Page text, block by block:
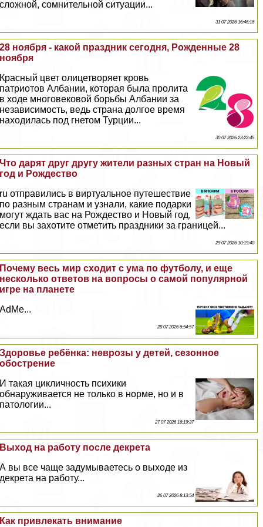
сложной, сомнительной ситуации...
31 07 2026 16:46:16
28 ноября - какой праздник сегодня, Рожденные 28
ноября
Красный цвет олицетворяет кровь
патриотов Албании, которая была пролита
в ходе многовековой борьбы Албании за
независимость, ведь страна долгое время
находилась под гнетом Турции...
30 07 2026 23:22:45
Что дарят друг другу жители разных стран на Новый
год и Рождество
ru отправились в виртуальное путешествие
по разным странам и узнали, какие подарки
могут ждать вас на Рождество и Новый год,
если вы захотите отметить праздники за границей...
29 07 2026 10:19:40
Почему весь мир сходит с ума по футболу, и еще
несколько ответов на вопросы о самой популярной
игре на планете
AdMe...
28 07 2026 6:54:57
Здоровье ребёнка: неврозы у детей, сезонное
обострение
И такая цикличность психики
обнаруживается не только в норме, но и в
патологии...
27 07 2026 16:19:37
Выход на работу после декрета
А вы все чаще задумываетесь о выходе из
декрета на работу...
26 07 2026 8:13:54
Как привлекать внимание